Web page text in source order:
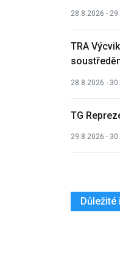
28.8.2026 -
TRA
28.8.2026 -
TG
29.8.2026 -